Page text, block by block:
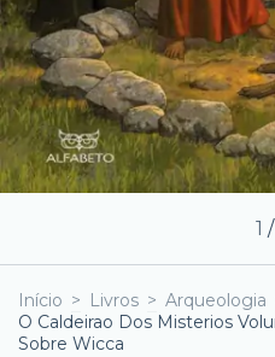
1 /
Início > Livros > Arqueologia
O Caldeirao Dos Misterios
Sobre Wicca